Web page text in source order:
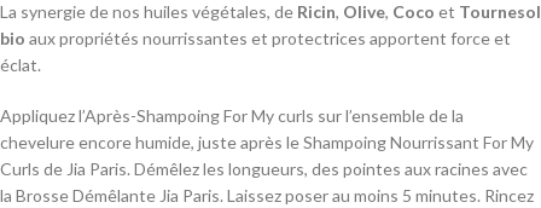
La synergie de nos huiles végétales, de Ricin, Olive, Coco et Tournesol
bio aux propriétés nourrissantes et protectrices apportent force et
éclat.
Appliquez l’Après-Shampoing For My curls sur l’ensemble de la
chevelure encore humide, juste après le Shampoing Nourrissant For My
Curls de Jia Paris. Démêlez les longueurs, des pointes aux racines avec
la Brosse Démêlante Jia Paris. Laissez poser au moins 5 minutes. Rincez